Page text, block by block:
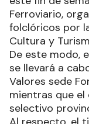
Ferroviario,
folclóricos por
Cultura y
De este modo,
se llevará a
Valores sede
mientras que
selectivo